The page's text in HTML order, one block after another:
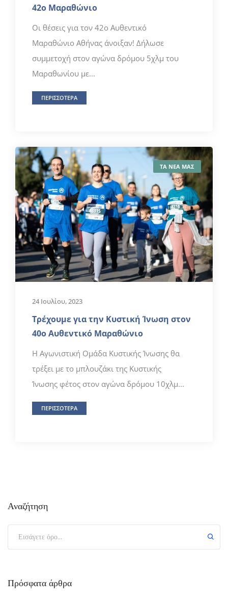
42ο Μαραθώνιο
Οι θέσεις για τον 42ο Αυθεντικό
Μαραθώνιο Αθήνας άνοιξαν! Δήλωσε
συμμετοχή στον αγώνα δρόμου 5χλμ του
Μαραθωνίου με...
ΠΕΡΙΣΣΟΤΕΡΑ
ΤΑ ΝΕΑ ΜΑΣ
24 Ιουλίου, 2023
Τρέχουμε για την Κυστική Ίνωση στον
40ο Αυθεντικό Μαραθώνιο
Η Αγωνιστική Ομάδα Κυστικής Ίνωσης θα
τρέξει με το μπλουζάκι της Κυστικής
Ίνωσης φέτος στον αγώνα δρόμου 10χλμ...
ΠΕΡΙΣΣΟΤΕΡΑ
Αναζήτηση
Πρόσφατα άρθρα